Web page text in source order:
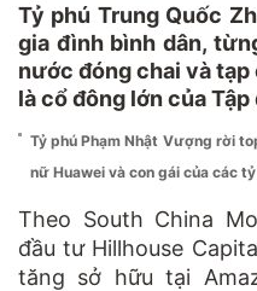
Tỷ phú Trung Quốc
gia đình bình dân,
nước đóng chai và tạp
là cổ đông lớn của Tập
Tỷ phú Phạm Nhật Vượng rời
nữ Huawei và con gái của các
Theo South China
đầu tư Hillhouse
tăng sở hữu tại